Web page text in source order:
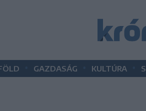
GAZDASÁG KULTÚRA